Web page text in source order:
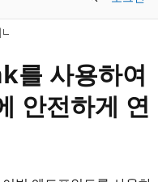
사용하여
안전하게 연